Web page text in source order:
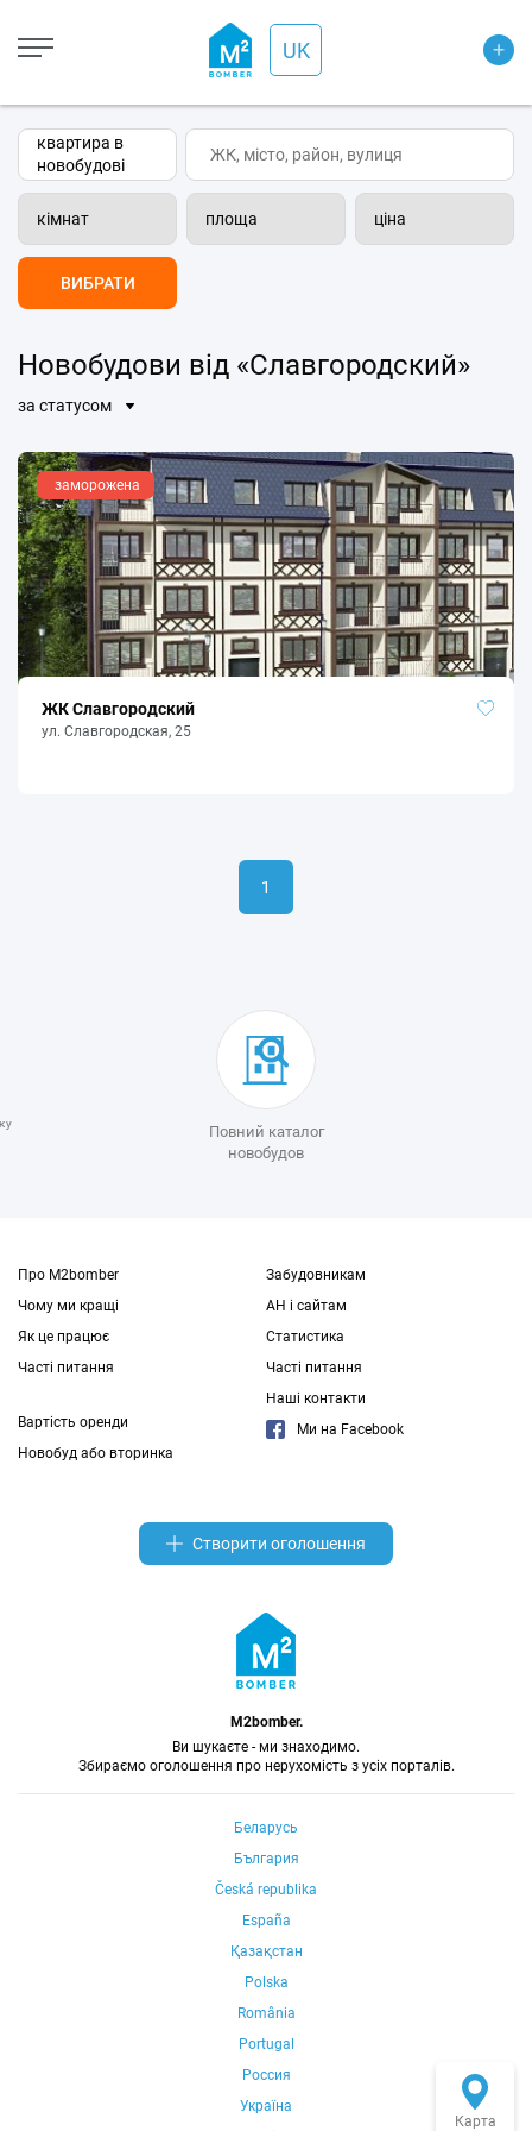
UK +
квартира в
новобудові
кімнат площа ціна
ВИБРАТИ
Новобудови від «Славгородский»
за статусом
заморожена
ЖК Славгородский
ул. Славгородская, 25
1
Open Street
Wiki-карта
Повний каталог
новобудов
Карта
Про M2bomber
Чому ми кращі
Як це працює
Часті питання
Вартість оренди
Новобуд або вторинка
Забудовникам
АН і сайтам
Статистика
Часті питання
Наші контакти
Ми на Facebook
Створити оголошення
M2bomber.
Ви шукаєте - ми знаходимо.
Збираємо оголошення про нерухомість з усіх порталів.
Беларусь
България
Česká republika
España
Қазақстан
Polska
România
Portugal
Россия
Україна